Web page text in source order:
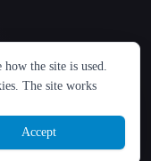
简体中文
Sign up
how the site is used.
The site works
Accept